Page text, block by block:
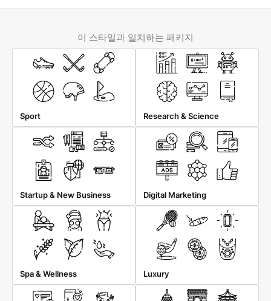
이 스타일과 일치하는 패키지
Sport Research & Science
Startup & New Business Digital Marketing
Spa & Wellness Luxury